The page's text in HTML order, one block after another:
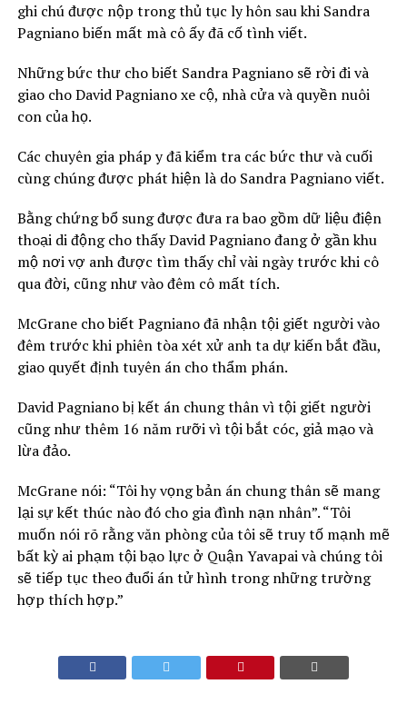
ghi chú được nộp trong thủ tục ly hôn sau khi Sandra
Pagniano biến mất mà cô ấy đã cố tình viết.
Những bức thư cho biết Sandra Pagniano sẽ rời đi và
giao cho David Pagniano xe cộ, nhà cửa và quyền nuôi
con của họ.
Các chuyên gia pháp y đã kiểm tra các bức thư và cuối
cùng chúng được phát hiện là do Sandra Pagniano viết.
Bằng chứng bổ sung được đưa ra bao gồm dữ liệu điện
thoại di động cho thấy David Pagniano đang ở gần khu
mộ nơi vợ anh được tìm thấy chỉ vài ngày trước khi cô
qua đời, cũng như vào đêm cô mất tích.
McGrane cho biết Pagniano đã nhận tội giết người vào
đêm trước khi phiên tòa xét xử anh ta dự kiến ​​bắt đầu,
giao quyết định tuyên án cho thẩm phán.
David Pagniano bị kết án chung thân vì tội giết người
cũng như thêm 16 năm rưỡi vì tội bắt cóc, giả mạo và
lừa đảo.
McGrane nói: “Tôi hy vọng bản án chung thân sẽ mang
lại sự kết thúc nào đó cho gia đình nạn nhân”. “Tôi
muốn nói rõ rằng văn phòng của tôi sẽ truy tố mạnh mẽ
bất kỳ ai phạm tội bạo lực ở Quận Yavapai và chúng tôi
sẽ tiếp tục theo đuổi án tử hình trong những trường
hợp thích hợp.”